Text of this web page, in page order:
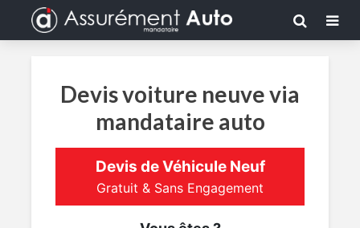
Devis voiture neuve via
mandataire auto